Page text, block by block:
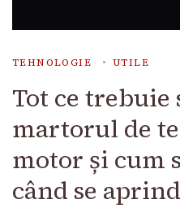
TEHNOLOGIE UTILE
Tot ce trebuie
martorul de
motor și cum
când se